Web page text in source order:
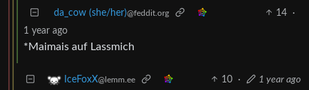
da_cow (she/her)@feddit.org 14
·
1 year ago
*Maimais auf Lassmich
IceFoxX@lemm.ee 10 · 1 year ago